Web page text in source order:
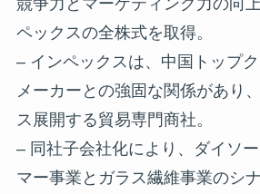
競争力とマーケティング力の向
ペックスの全株式を取得。
– インペックスは、中国トップ
メーカーとの強固な関係があり
ス展開する貿易専門商社。
– 同社子会社化により、ダイソ
マー事業とガラス繊維事業のシ